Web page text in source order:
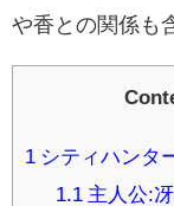
や香との関係も
1 シティハンタ
1.1主人公: